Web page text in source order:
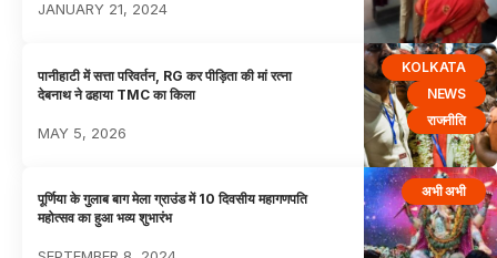
JANUARY 21, 2024
KOLKATA
NEWS
राजनीति
पानीहाटी में सत्ता परिवर्तन, RG कर पीड़िता की मां रत्ना
देबनाथ ने ढहाया TMC का किला
MAY 5, 2026
अभी अभी
पूर्णिया के गुलाब बाग मेला ग्राउंड में 10 दिवसीय महागणपति
महोत्सव का हुआ भव्य शुभारंभ